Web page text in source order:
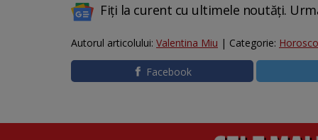
Fiți la curent cu ultimele noutăți.
Autorul articolului: Valentina Miu | Categorie:
Facebook